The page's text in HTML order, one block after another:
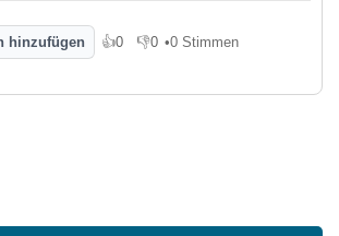
hinzufügen 👍0
Gefällt mir
👎0
Gefällt mir nicht
•0 Stimmen